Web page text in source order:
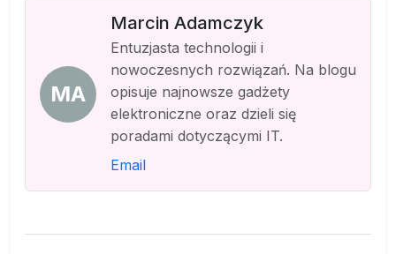
MA
Marcin Adamczyk
Entuzjasta technologii i
nowoczesnych rozwiązań. Na blogu
opisuje najnowsze gadżety
elektroniczne oraz dzieli się
poradami dotyczącymi IT.
Email